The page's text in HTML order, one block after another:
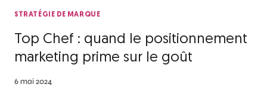
STRATÉGIE DE MARQUE
Top Chef : quand le positionnement
marketing prime sur le goût
6 mai 2024